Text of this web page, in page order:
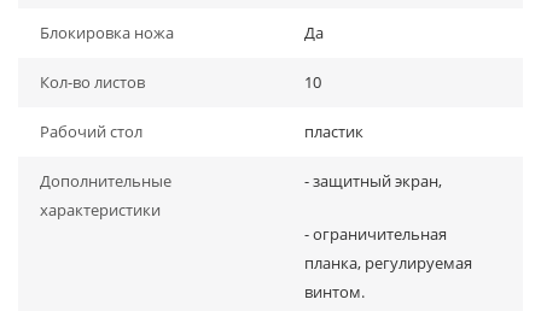
Блокировка ножа Да
Кол-во листов 10
Рабочий стол пластик
Дополнительные
характеристики
- защитный экран,
- ограничительная
планка, регулируемая
винтом.